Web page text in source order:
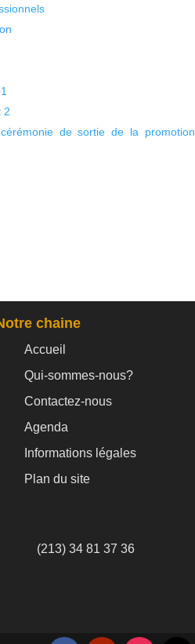
2
de sortie de la promotion
chaine
Accueil
Qui-sommes-nous?
Contactez-nous
Agenda
Informations légales
Plan du site
(213) 34 81 37 36